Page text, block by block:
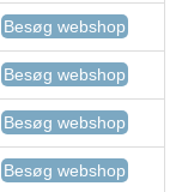
Besøg webshop
Besøg webshop
Besøg webshop
Besøg webshop